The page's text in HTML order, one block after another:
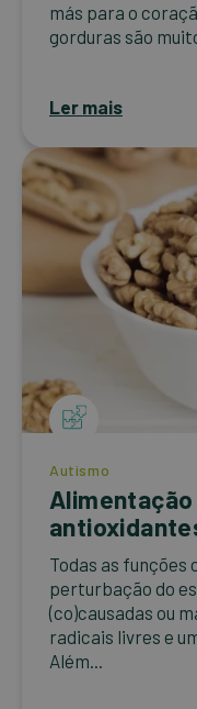
más para o
gorduras são
Ler mais
Autismo
Todas as funções
perturbação do
(co)causadas ou
radicais livres e
Além...